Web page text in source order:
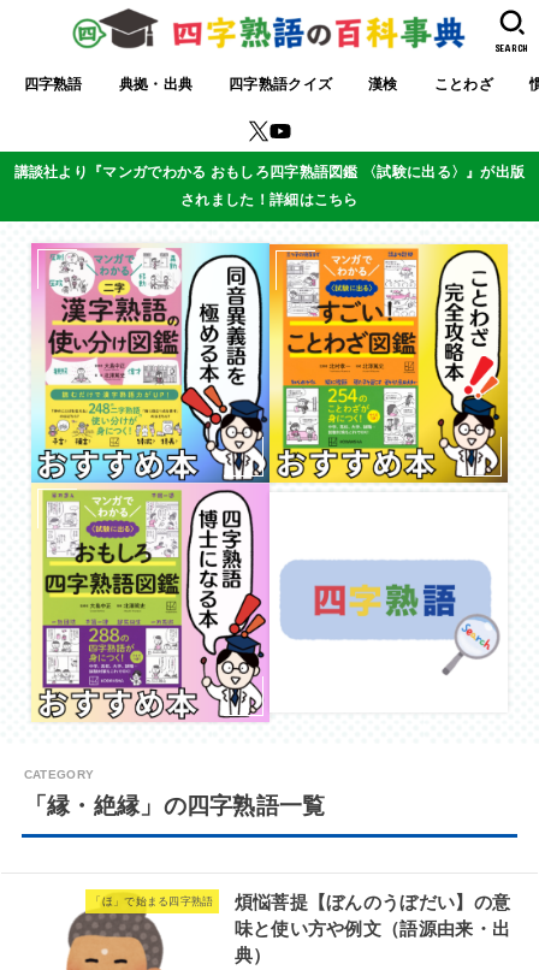
四字熟語 典拠・出典 四字熟語クイズ 漢検 ことわざ
SEARCH
講談社より『マンガでわかる おもしろ四字熟語図鑑 〈試験に出る〉』が出版
されました！詳細はこちら
「縁・絶縁」の四字熟語一覧
「ほ」で始まる四字熟語
煩悩菩提【ぼんのうぼだい】の意
味と使い方や例文（語源由来・出
典）